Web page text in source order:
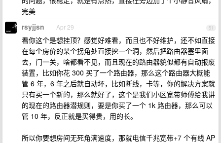
完美
51
rsyjjsn Apr 29
看你这个是想挂顶？感觉好难看，而且也不好维护，还不如直接
在每个房价的某个拐角处直接挖一个洞，然后把路由器塞里面
去，门一关，啥都看不见，而且现在的路由器貌似都有自动报废
装置，比如你花 300 买了一个路由器，那么这个路由器大概能
管 6 年，6 年之后就自动坏，比如断线，卡等，你的解决方案就
只有买一个新的，那么就好了，这个是我们小区宽带师傅给我讲
的现在的路由器潜规则，要是你买了一个 1k 路由器，那么可以
管 10 年，反正就是买得贵，用的长。
所以你要想房间无死角满速度，那就电信千兆宽带+7 个有线 AP